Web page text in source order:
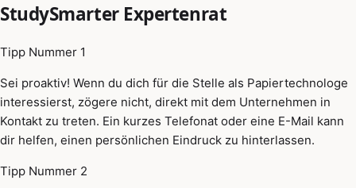
StudySmarter Expertenrat
Tipp Nummer 1
Sei proaktiv! Wenn du dich für die Stelle als Papiertechnologe
interessierst, zögere nicht, direkt mit dem Unternehmen in
Kontakt zu treten. Ein kurzes Telefonat oder eine E-Mail kann
dir helfen, einen persönlichen Eindruck zu hinterlassen.
Tipp Nummer 2